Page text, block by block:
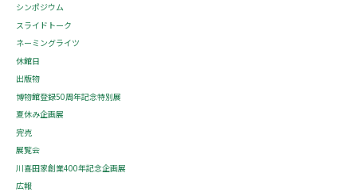
シンポジウム
スライドトーク
ネーミングライツ
休館日
出版物
博物館登録50周年記念特別展
夏休み企画展
完売
展覧会
川喜田家創業400年記念企画展
広報